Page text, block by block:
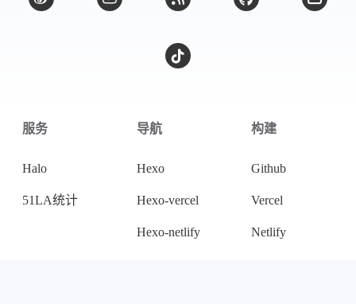
服务
Halo
51LA统计
导航
Hexo
Hexo-vercel
Hexo-netlify
构建
Github
Vercel
Netlify